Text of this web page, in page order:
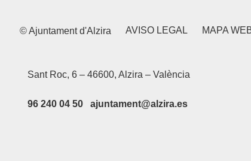
© Ajuntament d'Alzira AVISO LEGAL MAPA
Sant Roc, 6 – 46600, Alzira – València
96 240 04 50 ajuntament@alzira.es